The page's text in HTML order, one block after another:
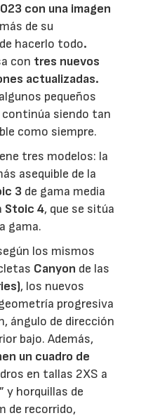
con una imagen
de su
hacerlo todo.
con tres nuevos
actualizadas.
pequeños
siendo tan
como siempre.
tres modelos: la
asequible de la
3 de gama media
Stoic 4, que se sitúa
gama.
los mismos
Canyon de las
, los nuevos
progresiva
ángulo de dirección
bajo. Además,
un cuadro de
en tallas 2XS a
y horquillas de
de recorrido,